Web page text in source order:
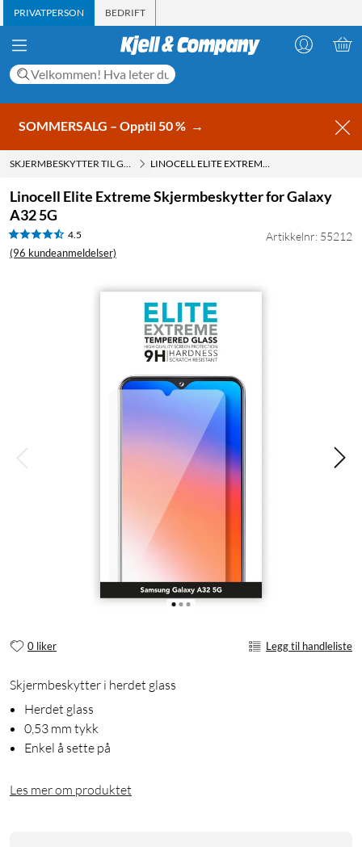
PRIVATPERSON BEDRIFT
SOMMERSALG – Opptil 50 % →
SKJERMBESKYTTER TIL GALAXY A32 5G & A12 LINOCELL ELITE EXTREME SKJERMBESKYTTER FOR GALAXY A32 5G
Linocell Elite Extreme Skjermbeskytter for Galaxy
A32 5G
4.5
(96 kundeanmeldelser)
Artikkelnr: 55212
0 liker Legg til handleliste
Skjermbeskytter i herdet glass
Herdet glass
0,53 mm tykk
Enkel å sette på
Les mer om produktet